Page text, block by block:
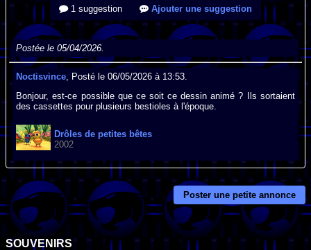
1 suggestion Ajouter une suggestion
Postée le 05/04/2026.
Noctisvince , Posté le 06/05/2026 à 13:53.
Bonjour, est-ce possible que ce soit ce dessin animé ? Ils sortaient
des cassettes pour plusieurs bestioles à l'époque.
Drôles de petites bêtes
2002
Poster une petite annonce
SOUVENIRS